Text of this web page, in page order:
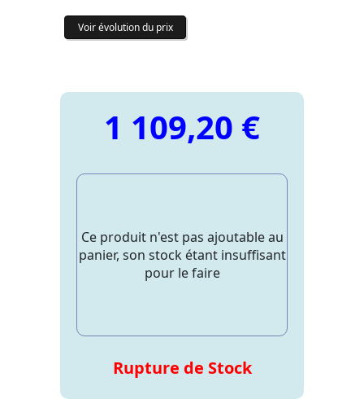
Voir évolution du prix
1 109,20 €
Ce produit n'est pas ajoutable au
panier, son stock étant insuffisant
pour le faire
Rupture de Stock